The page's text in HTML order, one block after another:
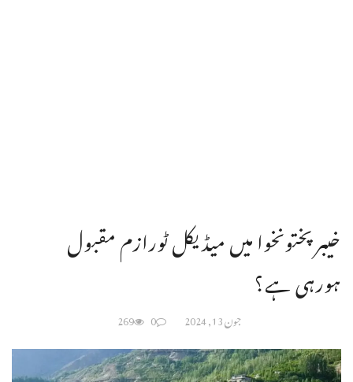
خیبرپختونخوا میں میڈیکل ٹورازم مقبول
ہورہی ہے؟
جون 13, 2024 0
269